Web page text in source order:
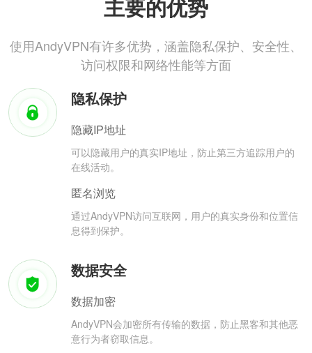
主要的优势
使用AndyVPN有许多优势，涵盖隐私保护、安全性、
访问权限和网络性能等方面
隐私保护
隐藏IP地址
可以隐藏用户的真实IP地址，防止第三方追踪用户的
在线活动。
匿名浏览
通过AndyVPN访问互联网，用户的真实身份和位置信
息得到保护。
数据安全
数据加密
AndyVPN会加密所有传输的数据，防止黑客和其他恶
意行为者窃取信息。